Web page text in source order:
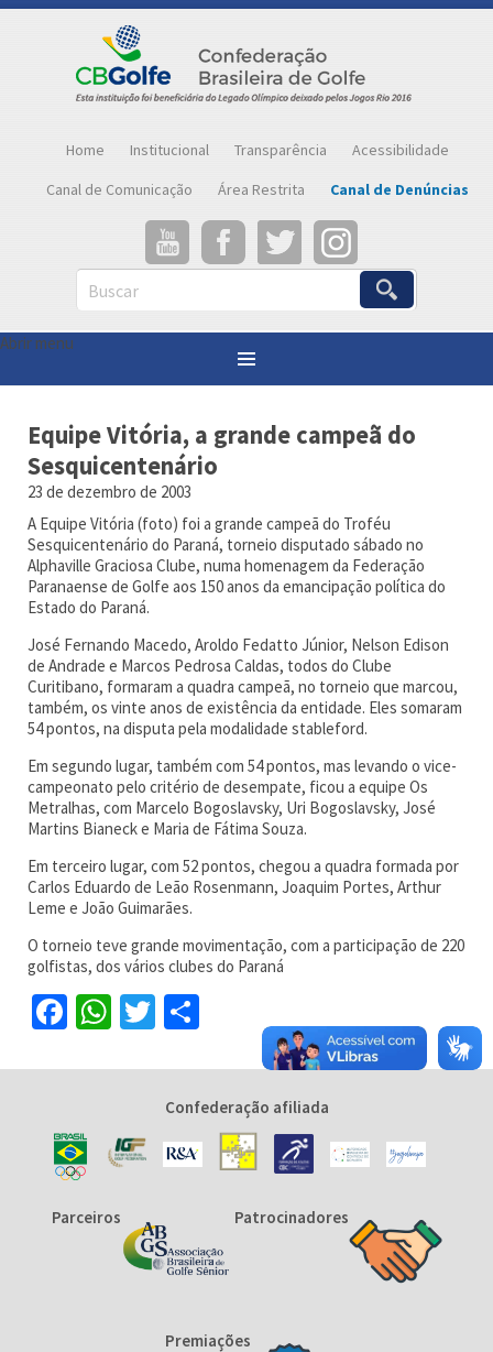
Home Institucional Transparência
Acessibilidade
Canal de Comunicação
Área Restrita Canal de Denúncias
Buscar
Abrir menu
Você está aqui: Notícias
Equipe Vitória, a grande campeã do Sesquicentenário
Equipe Vitória, a grande campeã do
Sesquicentenário
23 de dezembro de 2003
A Equipe Vitória (foto) foi a grande campeã do Troféu
Sesquicentenário do Paraná, torneio disputado sábado no
Alphaville Graciosa Clube, numa homenagem da Federação
Paranaense de Golfe aos 150 anos da emancipação política do
Estado do Paraná.
José Fernando Macedo, Aroldo Fedatto Júnior, Nelson Edison
de Andrade e Marcos Pedrosa Caldas, todos do Clube
Curitibano, formaram a quadra campeã, no torneio que marcou,
também, os vinte anos de existência da entidade. Eles somaram
54 pontos, na disputa pela modalidade stableford.
Em segundo lugar, também com 54 pontos, mas levando o vice-
campeonato pelo critério de desempate, ficou a equipe Os
Metralhas, com Marcelo Bogoslavsky, Uri Bogoslavsky, José
Martins Bianeck e Maria de Fátima Souza.
Em terceiro lugar, com 52 pontos, chegou a quadra formada por
Carlos Eduardo de Leão Rosenmann, Joaquim Portes, Arthur
Leme e João Guimarães.
O torneio teve grande movimentação, com a participação de 220
golfistas, dos vários clubes do Paraná
Facebook
WhatsApp
Twitter
Confederação afiliada
Parceiros Patrocinadores
Premiações